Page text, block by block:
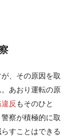
、その原因を取
あおり運転の原
反 もそのひと
察が積極的に取
すことはできる